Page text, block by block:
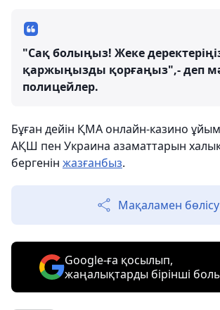
"Сақ болыңыз! Жеке
қаржыңызды қорғаңыз",- деп
полицейлер.
Бұған дейін ҚМА онлайн-казино
АҚШ пен Украина азаматтарын
бергенін жазғанбыз.
Мақаламен бөлісу
Google-ға қосылып,
жаңалықтарды бірінші